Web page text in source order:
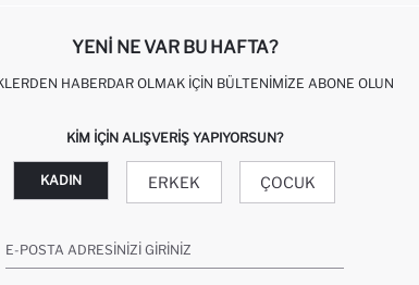
YENI NE VAR BU HAFTA?
HABERDAR OLMAK İÇIN BÜLTENIMIZE ABONE OLUN
KIM IÇIN ALIŞVERIŞ YAPIYORSUN?
KADIN ERKEK ÇOCUK
E-POSTA ADRESINIZI GIRINIZ